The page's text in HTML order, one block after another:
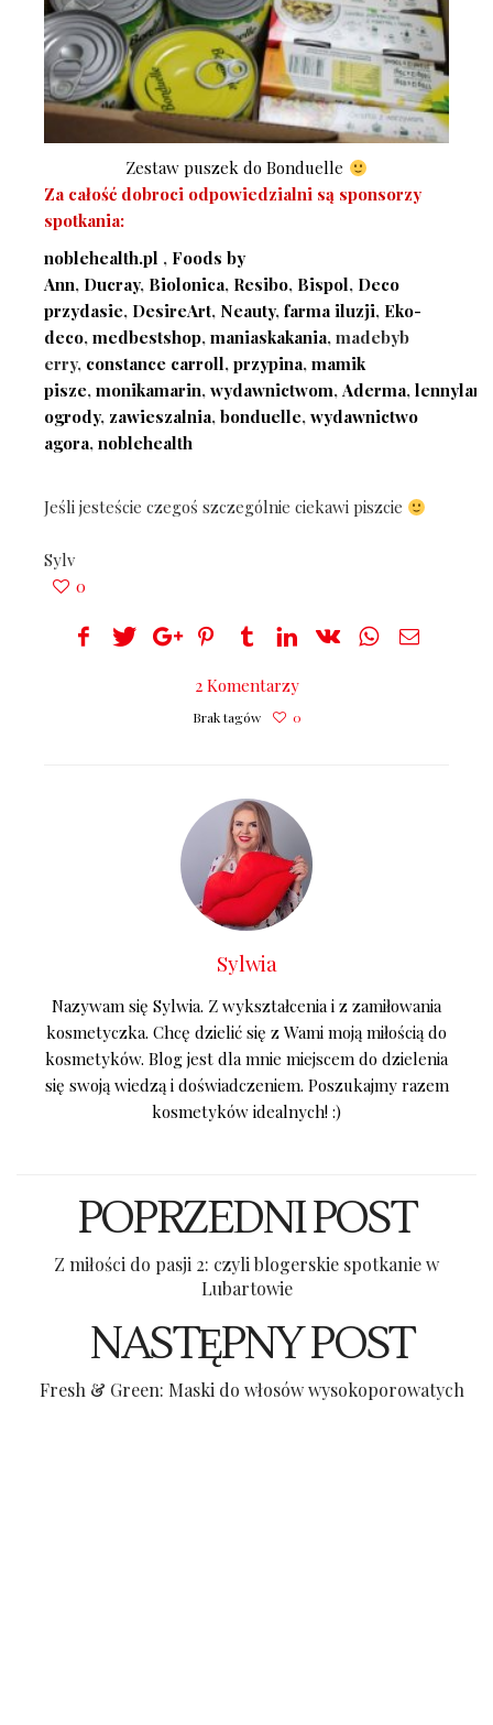
Zestaw puszek do Bonduelle
Za całość dobroci odpowiedzialni są sponsorzy
spotkania:
noblehealth.pl , Foods by
Ann, Ducray, Biolonica, Resibo, Bispol, Deco
przydasie, DesireArt, Neauty, farma iluzji, Eko-
deco, medbestshop, maniaskakania, madebyb
erry, constance carroll, przypina, mamik
pisze, monikamarin, wydawnictwom, Aderma,
ogrody, zawieszalnia, bonduelle, wydawnictwo
agora, noblehealth
Jeśli jesteście czegoś szczególnie ciekawi piszcie
Sylv
0
2 Komentarzy
Brak tagów 0
Sylwia
Nazywam się Sylwia. Z wykształcenia i z zamiłowania
kosmetyczka. Chcę dzielić się z Wami moją miłością do
kosmetyków. Blog jest dla mnie miejscem do dzielenia
się swoją wiedzą i doświadczeniem. Poszukajmy razem
kosmetyków idealnych! :)
POPRZEDNI POST
Z miłości do pasji 2: czyli blogerskie spotkanie w
Lubartowie
NASTĘPNY POST
Fresh & Green: Maski do włosów wysokoporowatych